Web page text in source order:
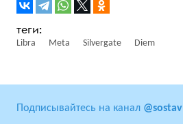
Libra Meta Silvergate Diem
Подписывайтесь на канал @sostav